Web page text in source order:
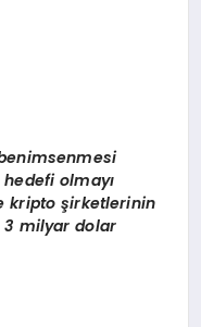
hedefi olmayı
kripto şirketlerinin
3 milyar dolar